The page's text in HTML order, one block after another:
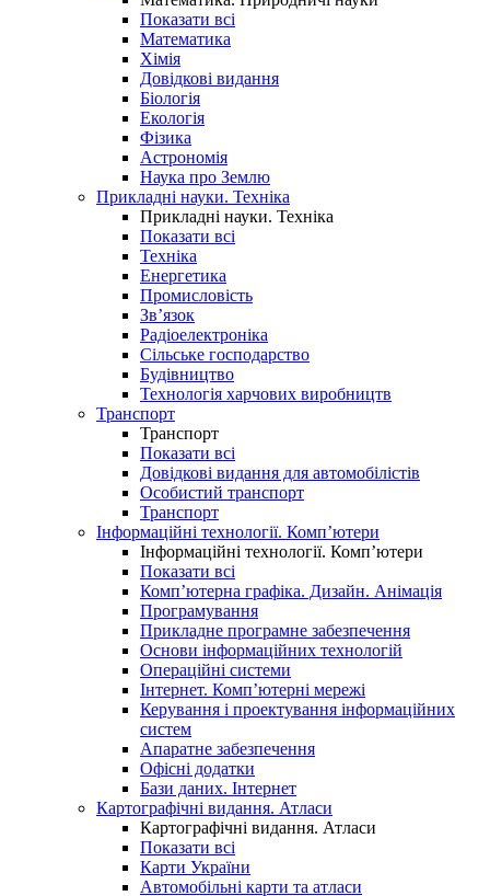
Показати всі
Математика
Хімія
Довідкові видання
Біологія
Екологія
Фізика
Астрономія
Наука про Землю
Прикладні науки. Техніка
Прикладні науки. Техніка
Показати всі
Техніка
Енергетика
Промисловість
Зв’язок
Радіоелектроніка
Сільське господарство
Будівництво
Технологія харчових виробництв
Транспорт
Транспорт
Показати всі
Довідкові видання для автомобілістів
Особистий транспорт
Транспорт
Інформаційні технології. Комп’ютери
Інформаційні технології. Комп’ютери
Показати всі
Комп’ютерна графіка. Дизайн. Анімація
Програмування
Прикладне програмне забезпечення
Основи інформаційних технологій
Операційні системи
Інтернет. Комп’ютерні мережі
Керування і проектування інформаційних
систем
Апаратне забезпечення
Офісні додатки
Бази даних. Інтернет
Картографічні видання. Атласи
Картографічні видання. Атласи
Показати всі
Карти України
Автомобільні карти та атласи